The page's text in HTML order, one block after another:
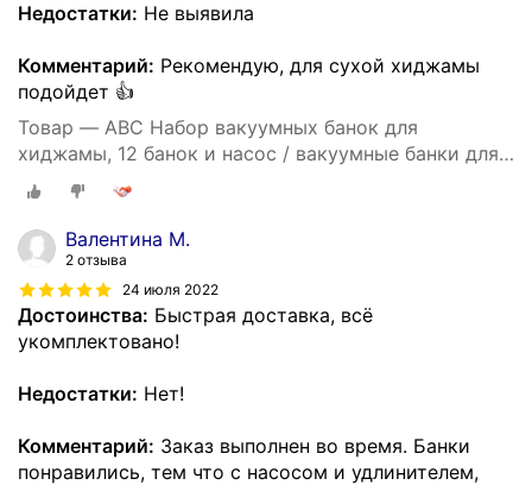
Недостатки: Не выявила
Комментарий: Рекомендую, для сухой хиджамы
подойдет 👍
Товар — ABC Набор вакуумных банок для
хиджамы, 12 банок и насос / вакуумные банки для
массажа.
Валентина М.
2 отзыва
24 июля 2022
Достоинства: Быстрая доставка, всё
укомплектовано!
Недостатки: Нет!
Комментарий: Заказ выполнен во время. Банки
понравились, тем что с насосом и удлинителем,